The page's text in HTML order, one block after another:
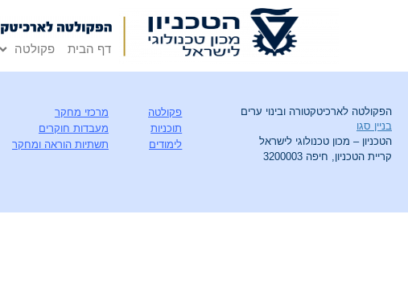
דף הבית פקולטה
הפקולטה לארכיטקטורה ובינוי ערים
בניין סגו
הטכניון – מכון טכנולוגי לישראל
קריית הטכניון, חיפה 3200003
פקולטה
תוכניות
לימודים
מרכזי מחקר
מעבדות חוקרים
תשתיות הוראה ומחקר